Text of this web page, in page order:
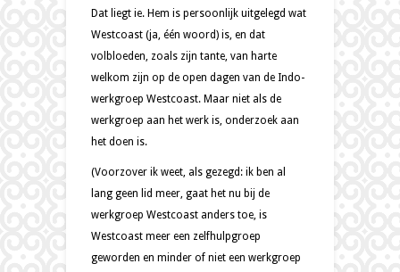
Dat liegt ie. Hem is persoonlijk uitgelegd wat
Westcoast (ja, één woord) is, en dat
volbloeden, zoals zijn tante, van harte
welkom zijn op de open dagen van de Indo-
werkgroep Westcoast. Maar niet als de
werkgroep aan het werk is, onderzoek aan
het doen is.
(Voorzover ik weet, als gezegd: ik ben al
lang geen lid meer, gaat het nu bij de
werkgroep Westcoast anders toe, is
Westcoast meer een zelfhulpgroep
geworden en minder of niet een werkgroep